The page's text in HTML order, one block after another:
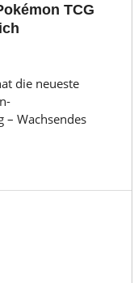
TCG
die neueste
– Wachsendes